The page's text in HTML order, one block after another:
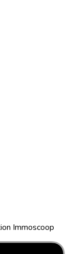
Immoscoop